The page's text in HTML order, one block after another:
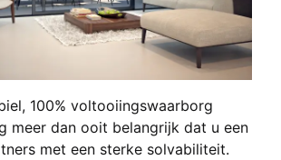
100% voltooiingswaarborg
meer dan ooit belangrijk dat u een
met een sterke solvabiliteit.